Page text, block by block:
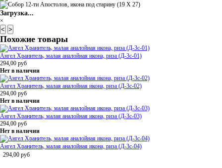
Загрузка...
×
< >
Похожие товары
Ангел Хранитель, малая аналойная икона, риза (Д-3с-01)
294,00 руб
Нет в наличии
Ангел Хранитель, малая аналойная икона, риза (Д-3с-02)
294,00 руб
Нет в наличии
Ангел Хранитель, малая аналойная икона, риза (Д-3с-03)
294,00 руб
Нет в наличии
Ангел Хранитель, малая аналойная икона, риза (Д-3с-04)
294,00 руб